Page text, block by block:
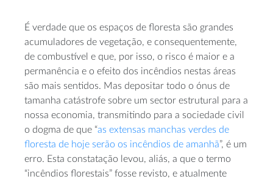
É verdade que os espaços de floresta são grandes
acumuladores de vegetação, e consequentemente,
de combustível e que, por isso, o risco é maior e a
permanência e o efeito dos incêndios nestas áreas
são mais sentidos. Mas depositar todo o ónus de
tamanha catástrofe sobre um sector estrutural para a
nossa economia, transmitindo para a sociedade civil
o dogma de que “as extensas manchas verdes de
floresta de hoje serão os incêndios de amanhã”, é um
erro. Esta constatação levou, aliás, a que o termo
“incêndios florestais” fosse revisto, e atualmente